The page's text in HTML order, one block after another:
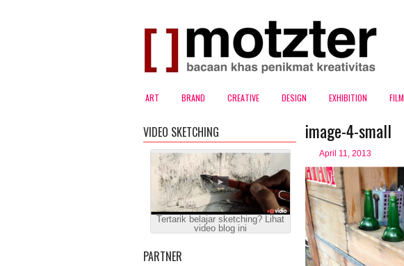
ART BRAND CREATIVE DESIGN EXHIBITION FILM
image-4-small
April 11, 2013
VIDEO SKETCHING
Tertarik belajar sketching? Lihat
video blog ini
PARTNER